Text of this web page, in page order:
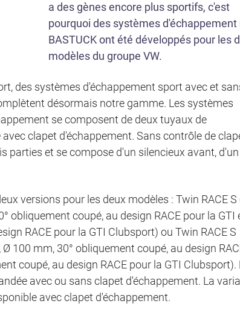
a des gènes encore plus sportifs, c'est
pourquoi des systèmes d'échappement
BASTUCK ont été développés pour les
modèles du groupe VW.
des systèmes d'échappement sport avec et
désormais notre gamme. Les systèmes
se composent de deux tuyaux de
clapet d'échappement. Sans contrôle de
parties et se compose d'un silencieux avant,
versions pour les deux modèles : Twin RACE
obliquement coupé, au design RACE pour la GTI
RACE pour la GTI Clubsport) ou Twin RACE S
100 mm, 30° obliquement coupé, au design
coupé, au design RACE pour la GTI Clubsport).
avec ou sans clapet d'échappement. La
avec clapet d'échappement.